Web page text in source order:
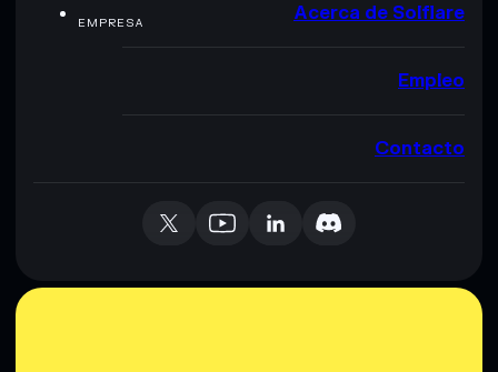
EMPRESA Acerca de Solflare
Empleo
Contacto